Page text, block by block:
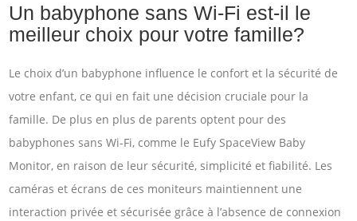
Un babyphone sans Wi-Fi est-il le
meilleur choix pour votre famille?
Le choix d’un babyphone influence le confort et la sécurité de
votre enfant, ce qui en fait une décision cruciale pour la
famille. De plus en plus de parents optent pour des
babyphones sans Wi-Fi, comme le Eufy SpaceView Baby
Monitor, en raison de leur sécurité, simplicité et fiabilité. Les
caméras et écrans de ces moniteurs maintiennent une
interaction privée et sécurisée grâce à l’absence de connexion